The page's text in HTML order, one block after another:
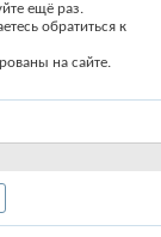
ещё раз.
обратиться к
на сайте.